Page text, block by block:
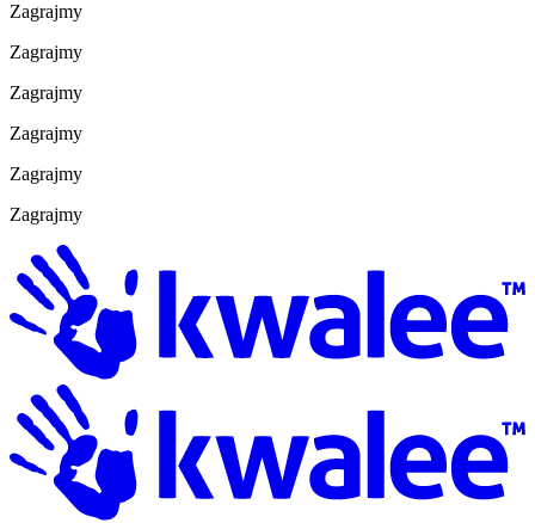
Zagrajmy
Zagrajmy
Zagrajmy
Zagrajmy
Zagrajmy
Zagrajmy